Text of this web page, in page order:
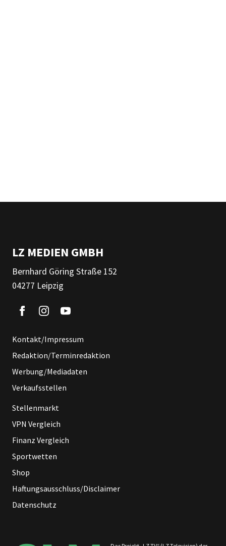
LZ MEDIEN GMBH
Bernhard Göring Straße 152
04277 Leipzig
Kontakt/Impressum
Redaktion/Terminredaktion
Werbung/Mediadaten
Verkaufsstellen
Stellenmarkt
VPN Vergleich
Finanz Vergleich
Sportwetten
Shop
Haftungsausschluss/Disclaimer
Datenschutz